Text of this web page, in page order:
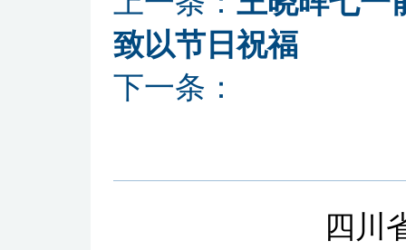
致以节日祝福
下一条：
四川